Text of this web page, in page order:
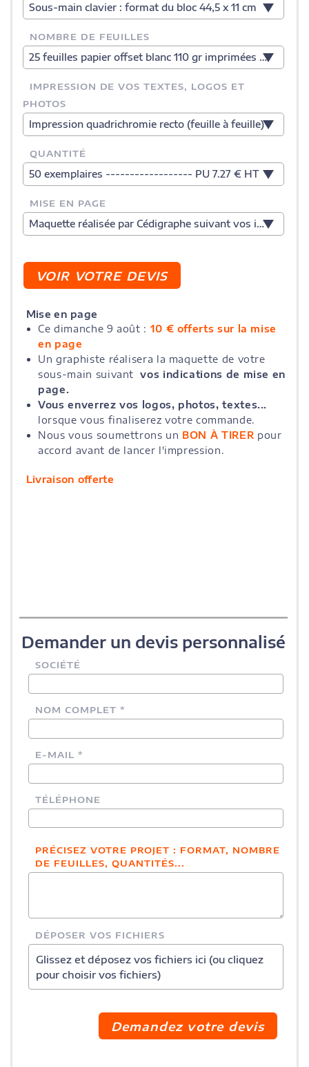
Sous-main clavier : format du bloc 44,5 x 11 cm
NOMBRE DE FEUILLES
25 feuilles papier offset blanc 110 gr imprimées à vos couleurs
IMPRESSION DE VOS TEXTES, LOGOS ET
PHOTOS
Impression quadrichromie recto (feuille à feuille)
QUANTITÉ
50 exemplaires ------------------ PU 7.27 € HT
MISE EN PAGE
Maquette réalisée par Cédigraphe suivant vos indications
Mise en page
Ce dimanche 9 août : 10 € offerts sur la mise
en page
Un graphiste réalisera la maquette de votre
sous-main suivantvos indications de mise en
page.
Vous enverrez vos logos, photos, textes...
lorsque vous finaliserez votre commande.
Nous vous soumettrons un BON À TIRER pour
accord avant de lancer l'impression.
Livraison offerte
Demander un devis personnalisé
SOCIÉTÉ
NOM COMPLET *
E-MAIL *
TÉLÉPHONE
PRÉCISEZ VOTRE PROJET : FORMAT, NOMBRE
DE FEUILLES, QUANTITÉS...
DÉPOSER VOS FICHIERS
Glissez et déposez vos fichiers ici (ou cliquez
pour choisir vos fichiers)